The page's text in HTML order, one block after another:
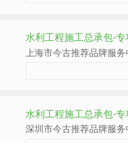
水利工程施工总承包-
上海市今古推荐品牌服
水利工程施工总承包-
深圳市今古推荐品牌服务